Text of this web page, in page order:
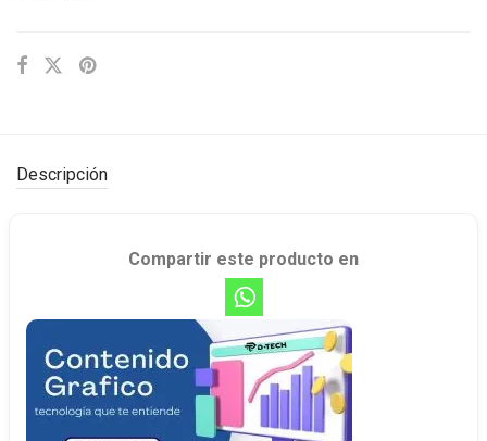
Descripción
Compartir este producto en